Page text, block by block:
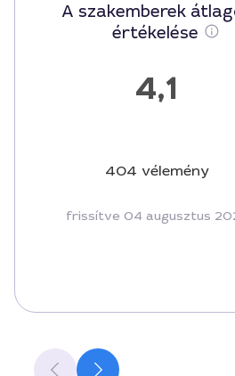
A szakemberek
értékelése
4,1
404 vélemény
frissítve 04 augusztus